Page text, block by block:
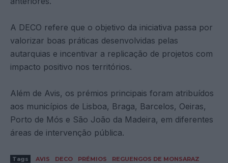
A DECO refere que o objetivo da iniciativa passa por
valorizar boas práticas desenvolvidas pelas
autarquias e incentivar a replicação de projetos com
impacto positivo nos territórios.
Além de Avis, os prémios principais foram atribuídos
aos municípios de Lisboa, Braga, Barcelos, Oeiras,
Porto de Mós e São João da Madeira, em diferentes
áreas de intervenção pública.
Tags AVIS DECO PRÉMIOS
REGUENGOS DE MONSARAZ